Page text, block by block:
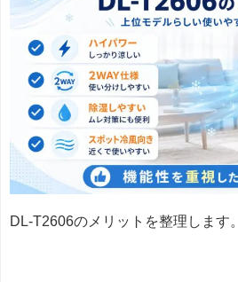
DL-T2606のメリットを整理します。